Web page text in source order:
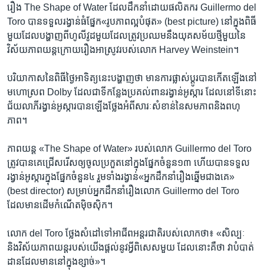
រឿង​ The Shape of Water ដែល​ដឹកនាំ​ដោយ​ផលិតករ Guillermo del
Toro បាន​ទទួល​រង្វាន់​ធំ​ផ្នែក«រូបភាព​ល្អ​បំផុត» (best picture) នៅក្នុង​ពិធី​
មួយដែល​បង្ហាញពី​ហូលីវូដមួយ​ដែល​ត្រូវ​ប្រឈម​នឹង​យុគ​សម័យ​ថ្មី​មួយ​នៃ​
វិស័យ​ភាពយន្ត​ក្រោយរឿង​អាស្រូវ​របស់​លោក Harvey Weinstein។
បរិយាកាស​នៃ​ពិធី​ថ្ងៃ​អាទិត្យនេះ​បង្ហាញ​ថា មាន​ការ​ផ្លាស់​ប្តូរ​បាន​កើត​ឡើង​នៅ​
មហោស្រព Dolby ដែល​ជា​ទី​កន្លែងប្រគល់​ពាន​រង្វាន់​អូស្ការ ដែល​នៅ​ទី​នោះ​
ជ័យលាភី​រង្វាន់​អូស្ការ​បាន​ឡើង​ថ្លែង​អំពី​សារៈសំខាន់​នៃ​សមភាព​និង​ពហុ
ភាព។
ភាពយន្ត «The Shape of Water» របស់​លោក Guillermo del Toro
ត្រូវ​បាន​គេ​ជ្រើស​រើស​ឲ្យ​ចូល​ប្រកួត​នៅ​ក្នុង​ផ្នែក​ចំនួន​១៣ ហើយ​បា​នទទួល​
រង្វាន់​អូស្ការ​ក្នុង​ផ្នែក​ចំនួន​៤​ រួម​ទាំង​រង្វាន់​«​អ្នក​ដឹកនាំ​រឿង​ឆ្នើម​ជាង​គេ»
(best director) សម្រាប់អ្នក​ដឹកនាំ​រឿង​លោក Guillermo del Toro
ដែល​មាន​ដើម​កំណើត​ម៉ិចស៊ិក។
លោក del Toro ថ្លែង​សំដៅ​ទៅ​អាជីព​អន្តរជាតិ​របស់​លោក​ថា៖ «សិល្បៈ
និង​វិស័យ​ភាពយន្ត​របស់​យើង​ផ្តល់​នូវ​អ្វី​ពិសេស​មួយ ដែល​នោះ​គឺ​ថា​ វា​បំបាត់​
ដានដែល​មាន​នៅ​ក្នុង​ខ្សាច់»។